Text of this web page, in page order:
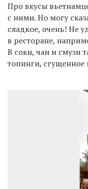
Про вкусы
с ними. Но могу
сладкое, очень! Не
в ресторане,
В соки, чаи и смузи
топинги, сгущенное